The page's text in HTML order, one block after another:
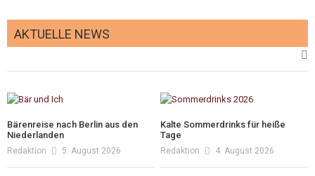
AKTUELLE NEWS
Bärenreise nach Berlin aus den
Niederlanden
Redaktion 5. August 2026
Kalte Sommerdrinks für heiße
Tage
Redaktion 4. August 2026